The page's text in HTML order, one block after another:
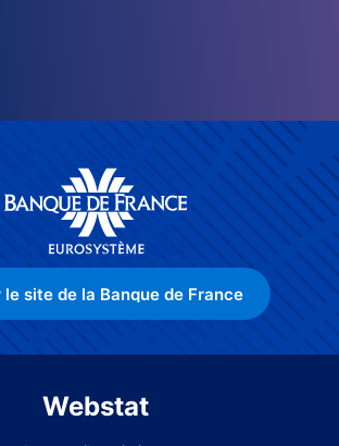
le site de la Banque de France
Webstat